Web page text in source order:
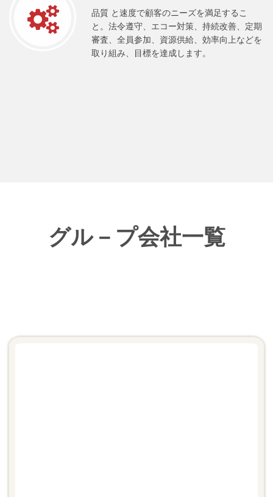
品質 と速度で顧客のニーズを満足するこ
と。法令遵守、エコー対策、持続改善、定期
審査、全員参加、資源供給、効率向上などを
取り組み、目標を達成します。
グル－プ会社一覧